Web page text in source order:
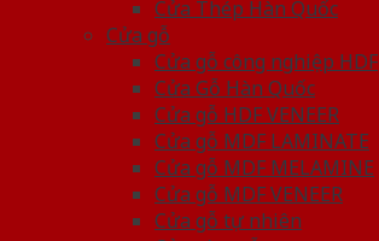
Cửa Thép Hàn Quốc
Cửa gỗ
Cửa gỗ công nghiệp HDF
Cửa Gỗ Hàn Quốc
Cửa gỗ HDF VENEER
Cửa gỗ MDF LAMINATE
Cửa gỗ MDF MELAMINE
Cửa gỗ MDF VENEER
Cửa gỗ tự nhiên